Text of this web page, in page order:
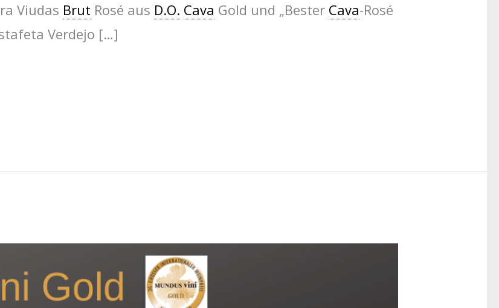
Viudas Brut Rosé aus D.O. Cava Gold und „Bester Cava-Rosé
Verdejo […]